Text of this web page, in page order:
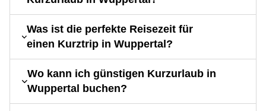
Was ist die perfekte Reisezeit für
einen Kurztrip in Wuppertal?
Wo kann ich günstigen Kurzurlaub in
Wuppertal buchen?